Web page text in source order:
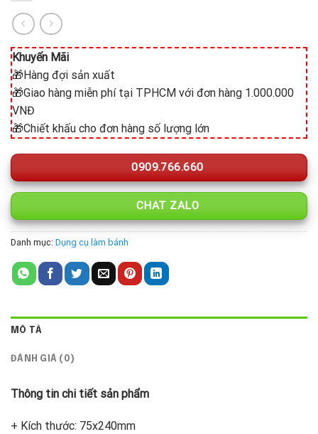
Khuyến Mãi
🎁Hàng đợi sản xuất
🎁Giao hàng miễn phí tại TPHCM với đơn hàng 1.000.000
VNĐ
🎁Chiết khấu cho đơn hàng số lượng lớn
0909.766.660
CHAT ZALO
Danh mục: Dụng cụ làm bánh
MÔ TẢ
ĐÁNH GIÁ (0)
Thông tin chi tiết sản phẩm
+ Kích thước: 75x240mm